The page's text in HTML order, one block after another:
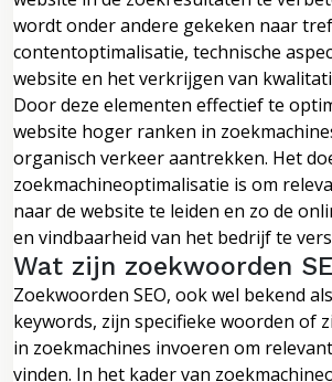
wordt onder andere gekeken naar
contentoptimalisatie, technische
website en het verkrijgen van
Door deze elementen effectief te
website hoger ranken in
organisch verkeer aantrekken. Het
zoekmachineoptimalisatie is om
naar de website te leiden en zo de
en vindbaarheid van het bedrijf te
Wat zijn zoekwoorden
Zoekwoorden SEO, ook wel bekend
keywords, zijn specifieke woorden of
in zoekmachines invoeren om
vinden. In het kader van